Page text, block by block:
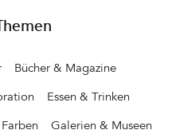
Bücher & Magazine
Essen & Trinken
Farben Galerien & Museen